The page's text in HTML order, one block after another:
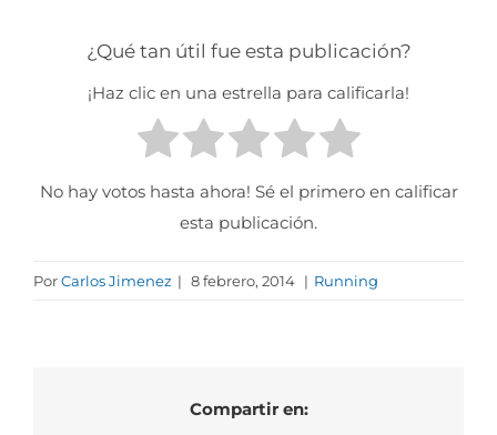
¿Qué tan útil fue esta publicación?
¡Haz clic en una estrella para calificarla!
No hay votos hasta ahora! Sé el primero en calificar
esta publicación.
PorCarlos Jimenez | 8 febrero, 2014 | Running
Compartir en: